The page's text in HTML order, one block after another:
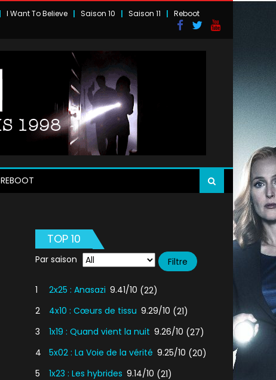
I Want To Believe Saison 10 Saison 11 Reboot
REBOOT
TOP 10
Par saison
1 2x25 : Anasazi 9.41/10 (22)
2
4x10 : Cœurs de tissu 9.29/10 (21)
3
1x19 : Quand vient la nuit 9.26/10 (27)
4
5x02 : La Voie de la vérité 9.25/10 (20)
5
1x23 : Les hybrides 9.14/10 (21)